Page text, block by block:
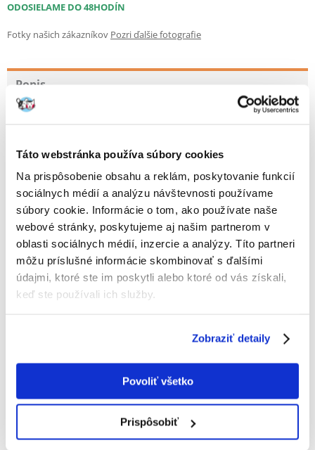
Táto webstránka používa súbory cookies
Na prispôsobenie obsahu a reklám, poskytovanie funkcií
sociálnych médií a analýzu návštevnosti používame
súbory cookie. Informácie o tom, ako používate naše
webové stránky, poskytujeme aj našim partnerom v
oblasti sociálnych médií, inzercie a analýzy. Títo partneri
môžu príslušné informácie skombinovať s ďalšími
údajmi, ktoré ste im poskytli alebo ktoré od vás získali,
keď ste používali ich služby.
Zobraziť detaily
Povoliť všetko
Prispôsobiť
ODOSIELAME DO 48HODÍN
Fotky našich zákazníkov Pozri ďalšie fotografie
Popis
IAMS Delights je 100% kompletné a vyvážené krmivo najvyššej kvality
100% živín potrebných pre zdravie vašej mačky
Vaša mačka prejavuje lásku mnohými spôsobmi ... a vy jej môžete
prejaviť náklonnosť kŕmením chutným jedlom, ktoré ho poteší.
Pochutiny IAMS, vyrobené z tých najlepších ingrediencií, poskytujú
kompletné živiny a neodolateľnú chuť. Je to chutný spôsob, ako posilniť
lásku vašej mačky!
* 100% kompletné a vyvážené prémiové krmivo pre dospelé mačky.
* Plné živín a neodolateľnej chuti.
IAMS ProActive Health poskytuje kompletnú a vyváženú výživu pre
jedinečnú chuť. Receptúra obsahuje optimálny obsah vitamínov a
farbivá ani zvýrazňovače chuti. Krmivo IAMS Cat je navrhnuté tak, aby
podporovalo močový systém vašej mačky a minimalizovalo riziko
struvitových močových kameňov vďaka nízkemu obsahu horčíka.
Všetky produkty pre mačky obsahujú prebiotiká FOS
(fruktooligosacharidy). FOS stimuluje rast prospešných baktérií, ktoré
podporujú zdravie tráviaceho systému mačky a jej prirodzenú imunitu.